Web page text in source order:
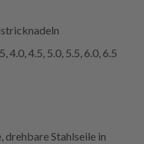
4.0, 4.5, 5.0, 5.5, 6.0, 6.5
drehbare Stahlseile in